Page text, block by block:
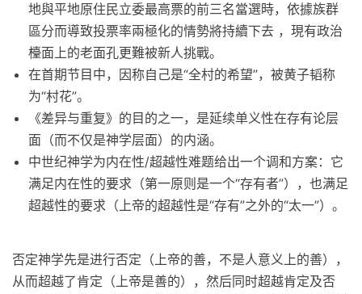
地與平地原住民立委最高票的前三名當選時，依據族群
區分而導致投票率兩極化的情勢將持續下去 ，現有政治
檯面上的老面孔更難被新人挑戰。
在首期节目中，因称自己是“全村的希望”，被黄子韬称
为“村花”。
《差异与重复》的目的之一，是延续单义性在存有论层
面（而不仅是神学层面）的内涵。
中世纪神学为内在性/超越性难题给出一个调和方案：它
满足内在性的要求（第一原则是一个“存有者”），也满足
超越性的要求（上帝的超越性是“存有”之外的“太一”）。
否定神学先是进行否定（上帝的善，不是人意义上的善），
从而超越了肯定（上帝是善的），然后同时超越肯定及否